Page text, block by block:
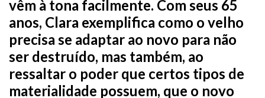
vêm à tona facilmente. Com seus 65
anos, Clara exemplifica como o velho
precisa se adaptar ao novo para não
ser destruído, mas também, ao
ressaltar o poder que certos tipos de
materialidade possuem, que o novo